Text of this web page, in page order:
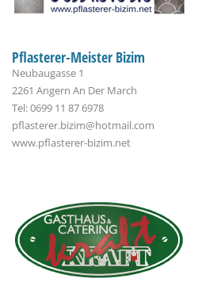
Pflasterer-Meister Bizim
Neubaugasse 1
2261 Angern An Der March
Tel: 0699 11 87 6978
pflasterer.bizim@hotmail.com
www.pflasterer-bizim.net